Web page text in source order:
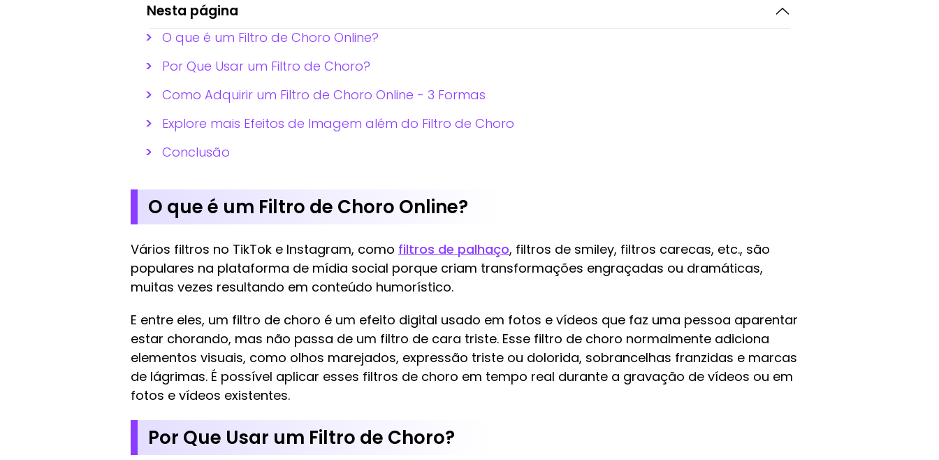
Nesta página
O que é um Filtro de Choro Online?
Por Que Usar um Filtro de Choro?
Como Adquirir um Filtro de Choro Online - 3 Formas
Explore mais Efeitos de Imagem além do Filtro de Choro
Conclusão
O que é um Filtro de Choro Online?
Vários filtros no TikTok e Instagram, como filtros de palhaço, filtros de smiley, filtros carecas, etc., são
populares na plataforma de mídia social porque criam transformações engraçadas ou dramáticas,
muitas vezes resultando em conteúdo humorístico.
E entre eles, um filtro de choro é um efeito digital usado em fotos e vídeos que faz uma pessoa aparentar
estar chorando, mas não passa de um filtro de cara triste. Esse filtro de choro normalmente adiciona
elementos visuais, como olhos marejados, expressão triste ou dolorida, sobrancelhas franzidas e marcas
de lágrimas. É possível aplicar esses filtros de choro em tempo real durante a gravação de vídeos ou em
fotos e vídeos existentes.
Por Que Usar um Filtro de Choro?